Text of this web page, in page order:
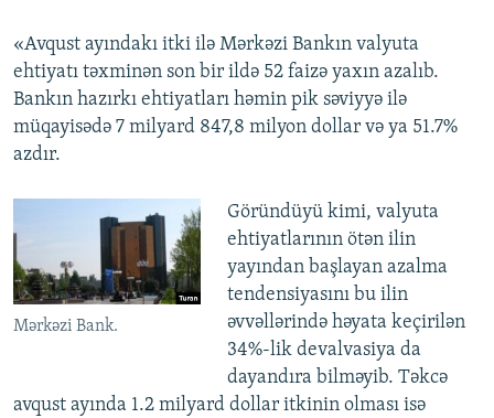
«Avqust ayındakı itki ilə Mərkəzi Bankın valyuta
ehtiyatı təxminən son bir ildə 52 faizə yaxın azalıb.
Bankın hazırkı ehtiyatları həmin pik səviyyə ilə
müqayisədə 7 milyard 847,8 milyon dollar və ya 51.7%
azdır.
Mərkəzi Bank.
Göründüyü kimi, valyuta
ehtiyatlarının ötən ilin
yayından başlayan azalma
tendensiyasını bu ilin
əvvəllərində həyata keçirilən
34%-lik devalvasiya da
dayandıra bilməyib. Təkcə
avqust ayında 1.2 milyard dollar itkinin olması isə